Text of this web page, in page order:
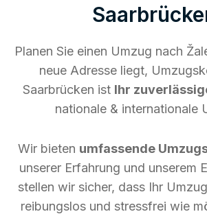
Planen Sie einen Umzug nach
neue Adresse liegt,
Saarbrücken ist Ihr
nationale & internationale
Wir bieten umfassende
unserer Erfahrung und unserem
stellen wir sicher, dass Ihr
reibungslos und stressfrei wie